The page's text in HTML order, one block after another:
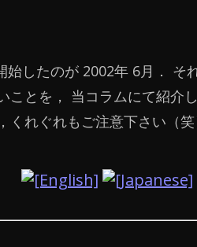
したのが 2002年 6月． そ
とを， 当コラムにて紹介
れぐれもご注意下さい（笑